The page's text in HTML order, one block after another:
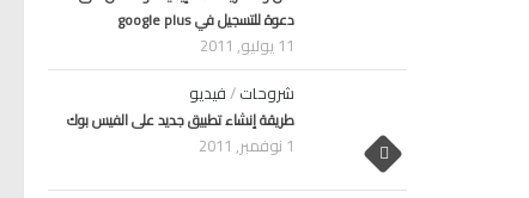
دعوة للتسجيل في google plus
11 يوليو, 2011
شروحات/فيديو
طريقة إنشاء تطبيق جديد على الفيس بوك
1 نوفمبر, 2011